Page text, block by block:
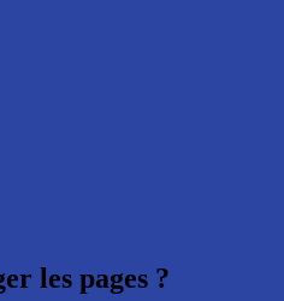
les pages ?